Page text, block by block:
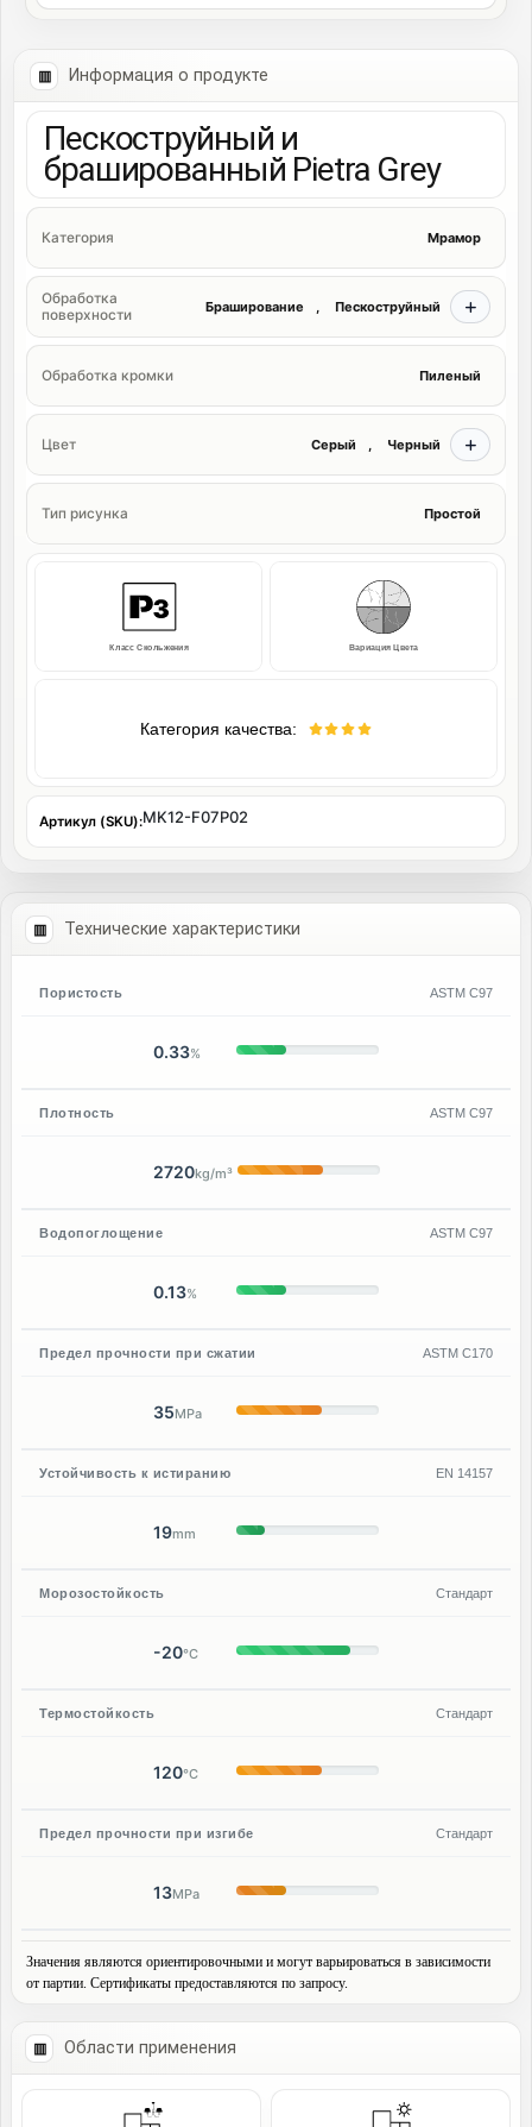
Информация о продукте
Пескоструйный и
брашированный Pietra Grey
Категория Мрамор
Обработка
поверхности
Браширование Пескоструйный
Обработка кромки Пиленый
Цвет Серый Черный
Тип рисунка Простой
Класс Скольжения Вариация Цвета
Категория качества:
Артикул (SKU):MK12-F07P02
Технические характеристики
Пористость
0.33%
ASTM C97
Плотность
2720kg/m³
ASTM C97
Водопоглощение
0.13%
ASTM C97
Предел прочности при сжатии
35MPa
ASTM C170
Устойчивость к истиранию
19mm
EN 14157
Морозостойкость
-20°C
Стандарт
Термостойкость
120°C
Стандарт
Предел прочности при изгибе
13MPa
Стандарт
Значения являются ориентировочными и могут варьироваться в зависимости
от партии. Сертификаты предоставляются по запросу.
Области применения